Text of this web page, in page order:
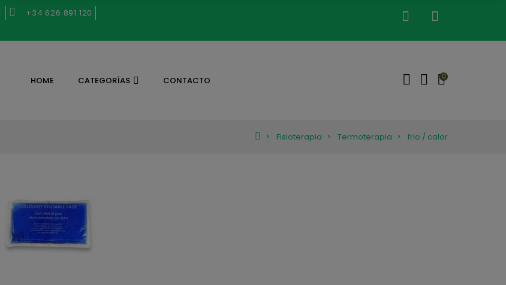
.
+34 626 891 120
HOME CATEGORÍAS CONTACTO 0
Fisioterapia Termoterapia frio / calor